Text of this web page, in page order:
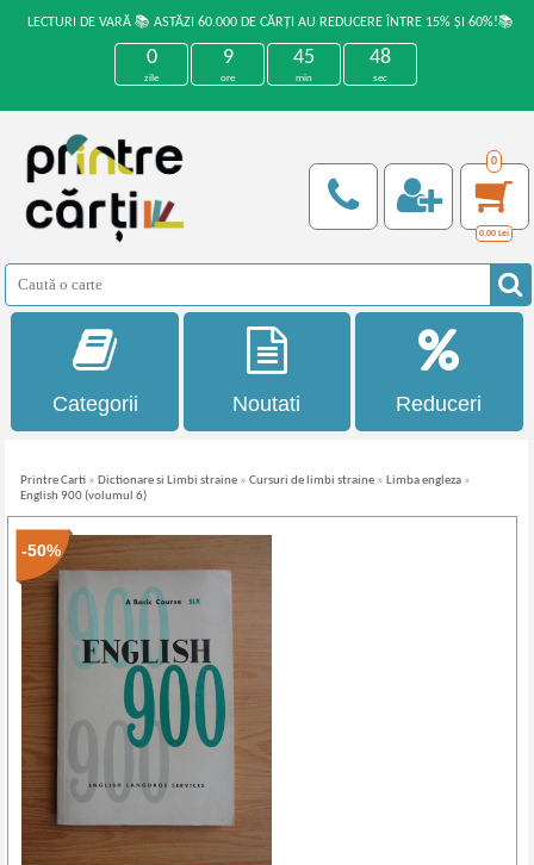
LECTURI DE VARĂ 📚 ASTĂZI 60.000 DE CĂRȚI AU REDUCERE ÎNTRE 15% ȘI 60%!📚
0
zile
9
ore
45
min
48
sec
0
0,00 Lei
Categorii Noutati Reduceri
Printre Carti » Dictionare si Limbi straine »Cursuri de limbi straine » Limba engleza »
English 900 (volumul 6)
-50%